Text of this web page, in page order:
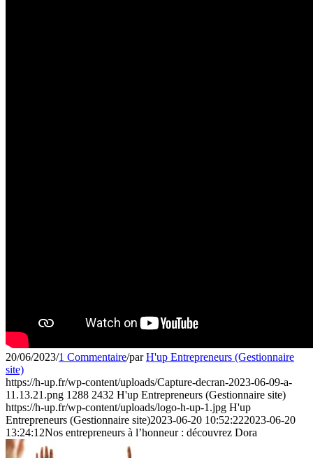
20/06/2023/1 Commentaire/parH'up Entrepreneurs (Gestionnaire
site)
https://h-up.fr/wp-content/uploads/Capture-decran-2023-06-09-a-
11.13.21.png 1288 2432 H'up Entrepreneurs (Gestionnaire site)
https://h-up.fr/wp-content/uploads/logo-h-up-1.jpg H'up
Entrepreneurs (Gestionnaire site)2023-06-20 10:52:222023-06-20
13:24:12Nos entrepreneurs à l’honneur : découvrez Dora